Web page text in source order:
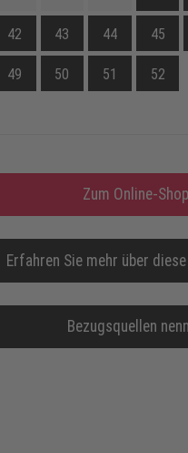
42 43 44 45
49 50 51 52
Zum Online-Shop
Erfahren Sie mehr über
Bezugsquellen